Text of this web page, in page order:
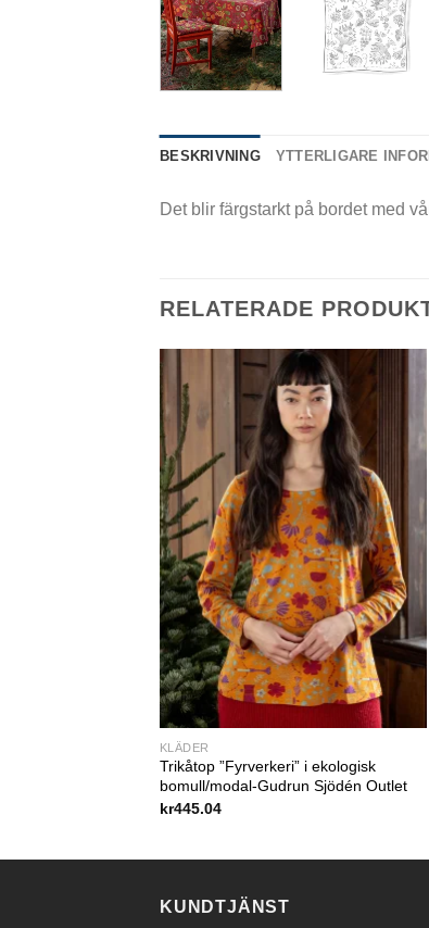
BESKRIVNING YTTERLIGARE
Det blir färgstarkt på bordet med
RELATERADE
KLÄDER
Trikåtop ”Fyrverkeri” i ekologisk
bomull/modal-Gudrun Sjödén Outlet
kr445.04
KUNDTJÄNST